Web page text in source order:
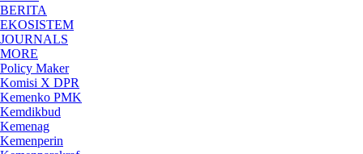
BERITA
EKOSISTEM
JOURNALS
MORE
Policy Maker
Komisi X DPR
Kemenko PMK
Kemdikbud
Kemenag
Kemenperin